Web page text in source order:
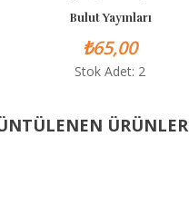
Bulut Yayınları
₺65,00
Stok Adet: 2
ÜRÜNLER